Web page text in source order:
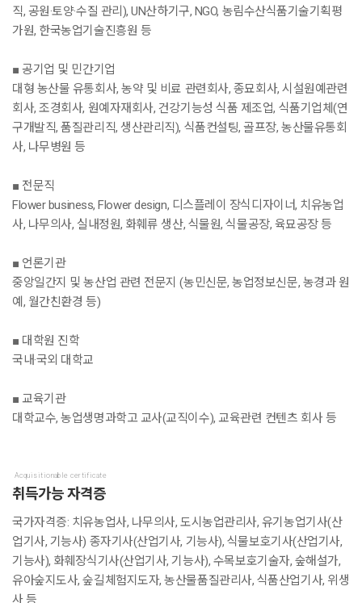
직, 공원·토양·수질 관리), UN산하기구, NGO, 농림수산식품기술기획평
가원, 한국농업기술진흥원 등
■ 공기업 및 민간기업
대형 농산물 유통회사, 농약 및 비료 관련회사, 종묘회사, 시설원예관련
회사, 조경회사, 원예자재회사, 건강기능성 식품 제조업, 식품기업체(연
구개발직, 품질관리직, 생산관리직), 식품컨설팅, 골프장, 농산물유통회
사, 나무병원 등
■ 전문직
Flower business, Flower design, 디스플레이 장식디자이너, 치유농업
사, 나무의사, 실내정원, 화훼류 생산, 식물원, 식물공장, 육묘공장 등
■ 언론기관
중앙일간지 및 농산업 관련 전문지 (농민신문, 농업정보신문, 농경과 원
예, 월간친환경 등)
■ 대학원 진학
국내·국외 대학교
■ 교육기관
대학교수, 농업생명과학고 교사(교직이수), 교육관련 컨텐츠 회사 등
Acquisitionable certificate
취득가능 자격증
국가자격증: 치유농업사, 나무의사, 도시농업관리사, 유기농업기사(산
업기사, 기능사) 종자기사(산업기사, 기능사), 식물보호기사(산업기사,
기능사), 화훼장식기사(산업기사, 기능사), 수목보호기술자, 숲해설가,
유아숲지도사, 숲길체험지도자, 농산물품질관리사, 식품산업기사, 위생
사 등